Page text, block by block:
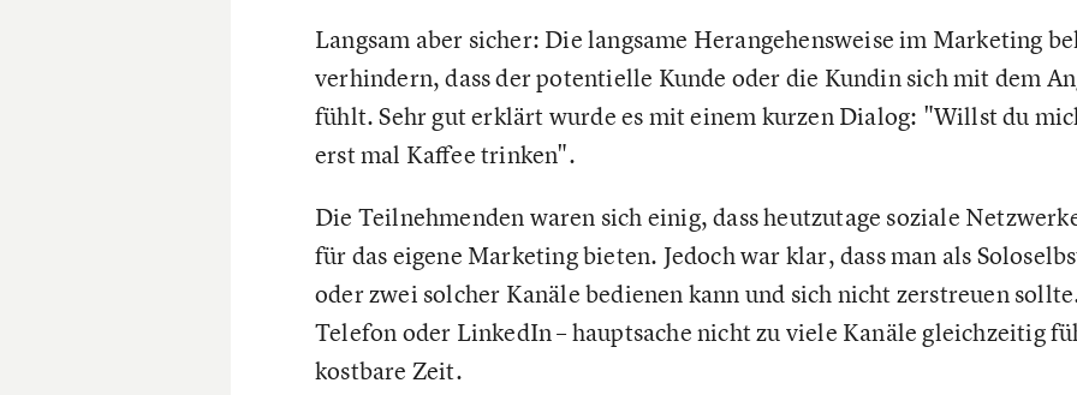
Langsam aber sicher: Die langsame Herangehensweise im Marketing
verhindern, dass der potentielle Kunde oder die Kundin sich mit dem
fühlt. Sehr gut erklärt wurde es mit einem kurzen Dialog: "Willst du
erst mal Kaffee trinken".
Die Teilnehmenden waren sich einig, dass heutzutage soziale
für das eigene Marketing bieten. Jedoch war klar, dass man als
oder zwei solcher Kanäle bedienen kann und sich nicht zerstreuen
Telefon oder LinkedIn – hauptsache nicht zu viele Kanäle gleichzeitig
kostbare Zeit.